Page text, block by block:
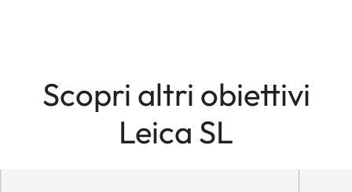
Scopri altri obiettivi
Leica SL